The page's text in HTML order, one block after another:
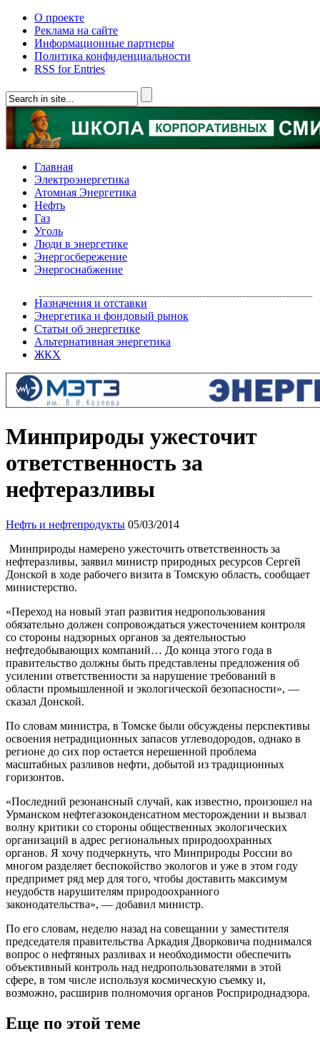
О проекте
Реклама на сайте
Информационные партнеры
Политика конфиденциальности
RSS for Entries
Главная
Электроэнергетика
Атомная Энергетика
Нефть
Газ
Уголь
Люди в энергетике
Энергосбережение
Энергоснабжение
Назначения и отставки
Энергетика и фондовый рынок
Статьи об энергетике
Альтернативная энергетика
ЖКХ
Минприроды ужесточит
ответственность за
нефтеразливы
Нефть и нефтепродукты 05/03/2014
Минприроды намерено ужесточить ответственность за
нефтеразливы, заявил министр природных ресурсов Сергей
Донской в ходе рабочего визита в Томскую область, сообщает
министерство.
«Переход на новый этап развития недропользования
обязательно должен сопровождаться ужесточением контроля
со стороны надзорных органов за деятельностью
нефтедобывающих компаний… До конца этого года в
правительство должны быть представлены предложения об
усилении ответственности за нарушение требований в
области промышленной и экологической безопасности», —
сказал Донской.
По словам министра, в Томске были обсуждены перспективы
освоения нетрадиционных запасов углеводородов, однако в
регионе до сих пор остается нерешенной проблема
масштабных разливов нефти, добытой из традиционных
горизонтов.
«Последний резонансный случай, как известно, произошел на
Урманском нефтегазоконденсатном месторождении и вызвал
волну критики со стороны общественных экологических
организаций в адрес региональных природоохранных
органов. Я хочу подчеркнуть, что Минприроды России во
многом разделяет беспокойство экологов и уже в этом году
предпримет ряд мер для того, чтобы доставить максимум
неудобств нарушителям природоохранного
законодательства», — добавил министр.
По его словам, неделю назад на совещании у заместителя
председателя правительства Аркадия Дворковича поднимался
вопрос о нефтяных разливах и необходимости обеспечить
объективный контроль над недропользователями в этой
сфере, в том числе используя космическую съемку и,
возможно, расширив полномочия органов Росприроднадзора.
Еще по этой теме